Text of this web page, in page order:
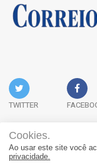
TWITTER
Acervo Digital
Cookies.
Ao usar este site você
privacidade.